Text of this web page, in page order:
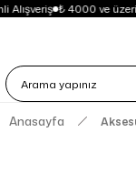
Alışveriş ₺ 4000 ve
Anasayfa